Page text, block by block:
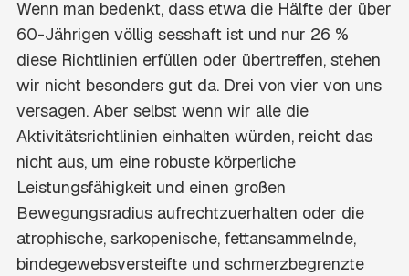
Wenn man bedenkt, dass etwa die Hälfte der über
60-Jährigen völlig sesshaft ist und nur 26 %
diese Richtlinien erfüllen oder übertreffen, stehen
wir nicht besonders gut da. Drei von vier von uns
versagen. Aber selbst wenn wir alle die
Aktivitätsrichtlinien einhalten würden, reicht das
nicht aus, um eine robuste körperliche
Leistungsfähigkeit und einen großen
Bewegungsradius aufrechtzuerhalten oder die
atrophische, sarkopenische, fettansammelnde,
bindegewebsversteifte und schmerzbegrenzte